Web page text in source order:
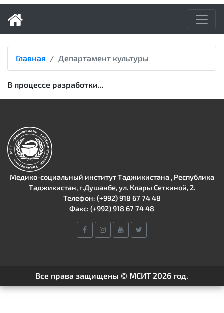
Главная Департамент культуры
В процессе разработки...
Медико-социальный институт Таджикистана , Республика
Таджикистан, г.Душанбе, ул. Клары Сеткиной, 2.
Телефон: (+992) 918 67 74 48
Факс: (+992) 918 67 74 48
Все права защищены © МСИТ 2026 год.